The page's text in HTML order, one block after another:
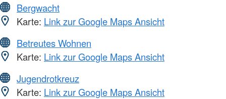
Bergwacht
Karte: Link zur Google Maps Ansicht
Betreutes Wohnen
Karte: Link zur Google Maps Ansicht
Jugendrotkreuz
Karte: Link zur Google Maps Ansicht